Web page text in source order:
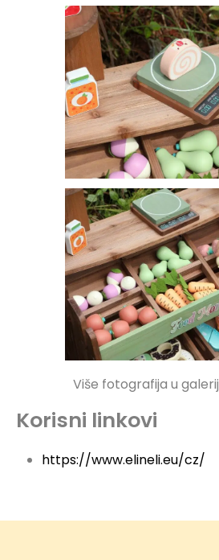
Više fotografija u
Korisni linkovi
https://www.elineli.eu/cz/